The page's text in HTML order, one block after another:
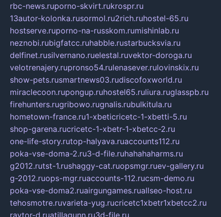
rbc-news.ruporno-skvirt.rukrospr.ru
13autor-kolonka.rusormol.ru2rich.ruhostel-65.ru
hostserve.ruporno-na-russkom.rumishinlab.ru
neznobi.rubigfatcc.ruhabble.rustarbucksvia.ru
delfinet.rusilvernano.ruelestal.ruvektor-doroga.ru
velotrenajery.rupronso54.rulenasever.rulovinskix.ru
show-pets.rusmartnews03.rudiscofoxworld.ru
miraclecoon.rupongup.ruhostel65.ruliura.ruglasspb.ru
firehunters.rugribowo.rugnalis.rubulkitula.ru
hometown-france.ru1-xbeticricetc-1-xbetti-5.ru
shop-garena.rucricetc-1-xbetr-1-xbetcc-2.ru
one-life-story.rutop-halyava.ruaccounts112.ru
poka-vse-doma-2.ru3-d-file.ruhahahaharms.ru
g2012.rutst-1.rushaggy-cat.ruopsmgr.ruev-gallery.ru
g-2012.ruops-mgr.ruaccounts-112.rucsm-demo.ru
poka-vse-doma2.ruairgungames.ruallseo-host.ru
tehosmotre.ruvarieta-yug.rucricetc1xbetr1xbetcc2.ru
raytor-d.ruatillagunn.ru3d-file.ru